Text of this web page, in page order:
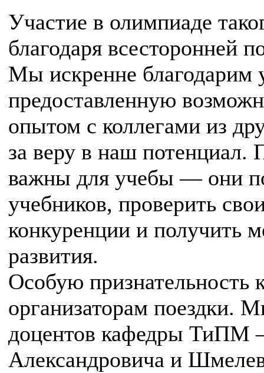
Участие в олимпиаде
благодаря всесторонней
Мы искренне благодарим
предоставленную
опытом с коллегами из
за веру в наш потенциал.
важны для учебы — они
учебников, проверить
конкуренции и получить
развития.
Особую признательность
организаторам поездки.
доцентов кафедры ТиПМ
Александровича и